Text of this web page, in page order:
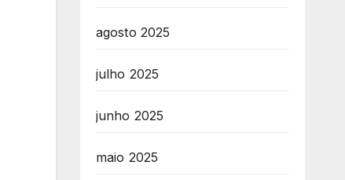
agosto 2025
julho 2025
junho 2025
maio 2025